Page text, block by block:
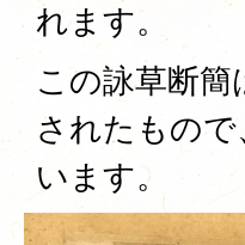
れます。
この詠草断
されたもの
います。